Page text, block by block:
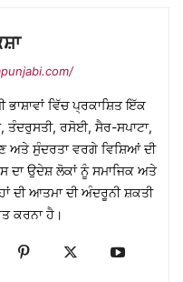
ਭਾਸ਼ਾਵਾਂ ਵਿੱਚ ਪ੍ਰਕਾਸ਼ਿਤ ਇੱਕ
ਤੰਦਰੁਸਤੀ, ਰਸੋਈ, ਸੈਰ-ਸਪਾਟਾ,
ਅਤੇ ਸੁੰਦਰਤਾ ਵਰਗੇ ਵਿਸ਼ਿਆਂ ਦੀ
ਦਾ ਉਦੇਸ਼ ਲੋਕਾਂ ਨੂੰ ਸਮਾਜਿਕ ਅਤੇ
ਦੀ ਆਤਮਾ ਦੀ ਅੰਦਰੂਨੀ ਸ਼ਕਤੀ
ਕਰਨਾ ਹੈ।